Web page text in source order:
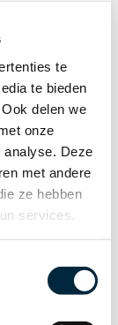
te
te bieden
delen we
onze
analyse. Deze
met andere
ze hebben
services.
aan